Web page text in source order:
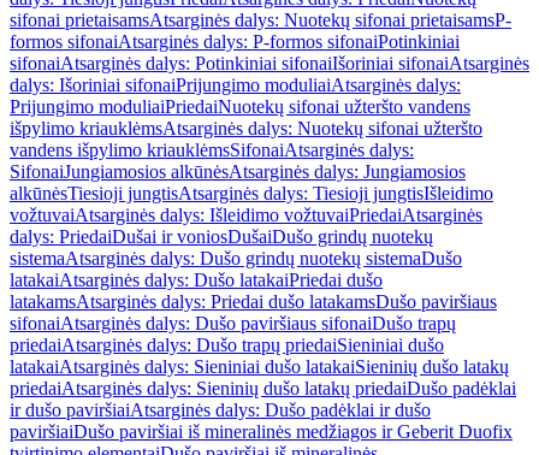
sifonai prietaisamsAtsarginės dalys: Nuotekų sifonai prietaisamsP-
formos sifonaiAtsarginės dalys: P-formos sifonaiPotinkiniai
sifonaiAtsarginės dalys: Potinkiniai sifonaiIšoriniai sifonaiAtsarginės
dalys: Išoriniai sifonaiPrijungimo moduliaiAtsarginės dalys:
Prijungimo moduliaiPriedaiNuotekų sifonai užteršto vandens
išpylimo kriauklėmsAtsarginės dalys: Nuotekų sifonai užteršto
vandens išpylimo kriauklėmsSifonaiAtsarginės dalys:
SifonaiJungiamosios alkūnėsAtsarginės dalys: Jungiamosios
alkūnėsTiesioji jungtisAtsarginės dalys: Tiesioji jungtisIšleidimo
vožtuvaiAtsarginės dalys: Išleidimo vožtuvaiPriedaiAtsarginės
dalys: PriedaiDušai ir voniosDušaiDušo grindų nuotekų
sistemaAtsarginės dalys: Dušo grindų nuotekų sistemaDušo
latakaiAtsarginės dalys: Dušo latakaiPriedai dušo
latakamsAtsarginės dalys: Priedai dušo latakamsDušo paviršiaus
sifonaiAtsarginės dalys: Dušo paviršiaus sifonaiDušo trapų
priedaiAtsarginės dalys: Dušo trapų priedaiSieniniai dušo
latakaiAtsarginės dalys: Sieniniai dušo latakaiSieninių dušo latakų
priedaiAtsarginės dalys: Sieninių dušo latakų priedaiDušo padėklai
ir dušo paviršiaiAtsarginės dalys: Dušo padėklai ir dušo
paviršiaiDušo paviršiai iš mineralinės medžiagos ir Geberit Duofix